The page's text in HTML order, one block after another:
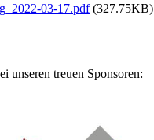
03-17.pdf(327.75KB)
unseren treuen Sponsoren: